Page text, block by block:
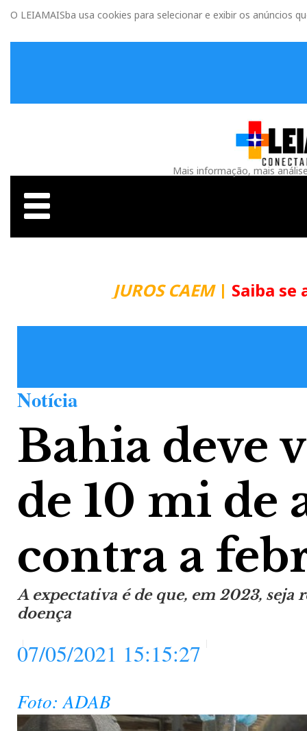
O LEIAMAISba usa cookies para selecionar e exibir os anúncios
Mais informação, mais
JUROS CAEM| Saiba se
Notícia
Bahia deve
de 10 mi de
contra a
A expectativa é de que, em 2023,
doença
07/05/2021 15:15:27
Foto: ADAB